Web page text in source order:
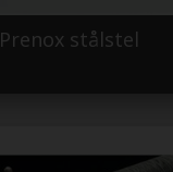
Prenox stålstel